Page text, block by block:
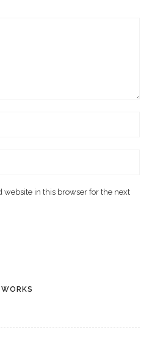
website in this browser for the next